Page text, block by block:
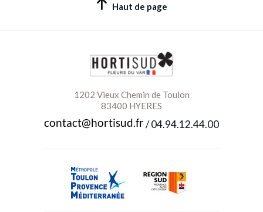
Haut de page
1202 Vieux Chemin de Toulon
83400 HYERES
/04.94.12.44.00